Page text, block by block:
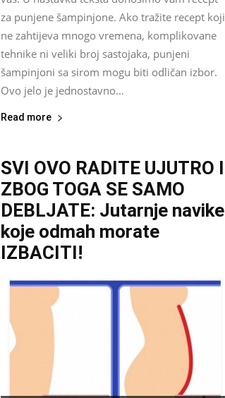
za punjene šampinjone. Ako tražite recept koji
ne zahtijeva mnogo vremena, komplikovane
tehnike ni veliki broj sastojaka, punjeni
šampinjoni sa sirom mogu biti odličan izbor.
Ovo jelo je jednostavno...
Read more
SVI OVO RADITE UJUTRO I
ZBOG TOGA SE SAMO
DEBLJATE: Jutarnje navike
koje odmah morate
IZBACITI!